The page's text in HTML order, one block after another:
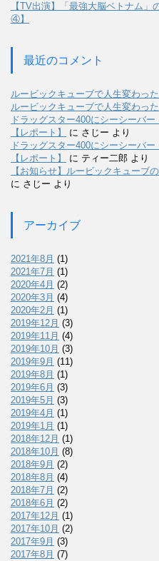
【TV出演】「最強大脳ベトナム」
④】
最近のコメント
ルービックキューブで人生変わった
ルービックキューブで人生変わった
ドラッグスター400にシーシーバ
【レポート】
に さじー より
ドラッグスター400にシーシーバ
【レポート】
に ティー二郎 より
【お知らせ】ルービックキューブ
に さじー より
アーカイブ
2021年8月 (1)
2021年7月 (1)
2020年4月 (2)
2020年3月 (4)
2020年2月 (1)
2019年12月 (3)
2019年11月 (4)
2019年10月 (3)
2019年9月 (11)
2019年8月 (1)
2019年6月 (3)
2019年5月 (3)
2019年4月 (1)
2019年1月 (1)
2018年12月 (1)
2018年10月 (8)
2018年9月 (2)
2018年8月 (4)
2018年7月 (2)
2018年6月 (2)
2017年12月 (1)
2017年10月 (2)
2017年9月 (3)
2017年8月 (7)